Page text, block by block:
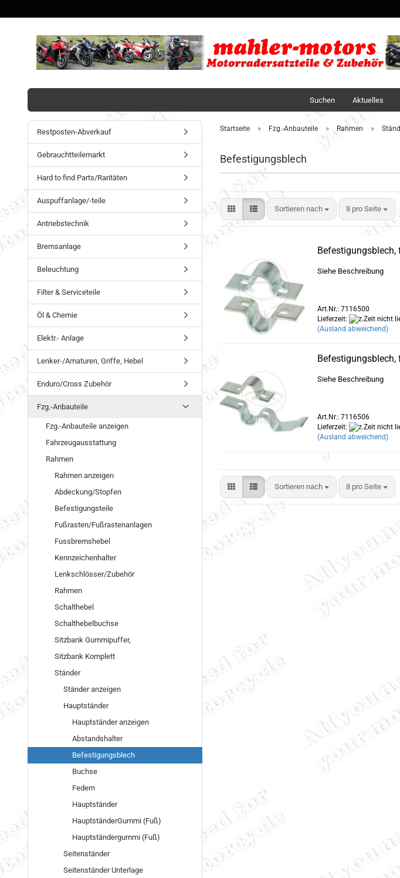
Suchen Aktuelles
Startseite » Fzg.-Anbauteile » Rahmen »
Befestigungsblech
Sortieren nach 8 pro Seite
Befestigungsblech,
Siehe Beschreibung
Art.Nr.: 7116500
Lieferzeit:
(Ausland abweichend)
Befestigungsblech,
Siehe Beschreibung
Art.Nr.: 7116506
Lieferzeit:
(Ausland abweichend)
Sortieren nach 8 pro Seite
Restposten-Abverkauf
Gebrauchtteilemarkt
Hard to find Parts/Raritäten
Auspuffanlage/-teile
Antriebstechnik
Bremsanlage
Beleuchtung
Filter & Serviceteile
Öl & Chemie
Elektr.- Anlage
Lenker-/Amaturen, Griffe, Hebel
Enduro/Cross Zubehör
Fzg.-Anbauteile
Fzg.-Anbauteile anzeigen
Fahrzeugausstattung
Rahmen
Rahmen anzeigen
Abdeckung/Stopfen
Befestigungsteile
Fußrasten/Fußrastenanlagen
Fussbremshebel
Kennzeichenhalter
Lenkschlösser/Zubehör
Rahmen
Schalthebel
Schalthebelbuchse
Sitzbank Gummipuffer,
Sitzbank Komplett
Ständer
Ständer anzeigen
Hauptständer
Hauptständer anzeigen
Abstandshalter
Befestigungsblech
Buchse
Federn
Hauptständer
HauptständerGummi (Fuß)
Hauptständergummi (Fuß)
Seitenständer
Seitenständer Unterlage